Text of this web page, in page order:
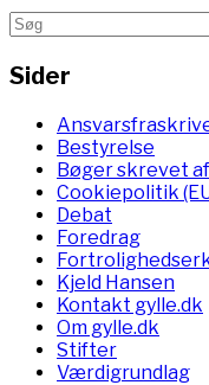
Sider
Bestyrelse
Bøger skrevet
Cookiepolitik
Debat
Foredrag
Kjeld Hansen
Kontakt gylle.dk
Om gylle.dk
Stifter
Værdigrundlag